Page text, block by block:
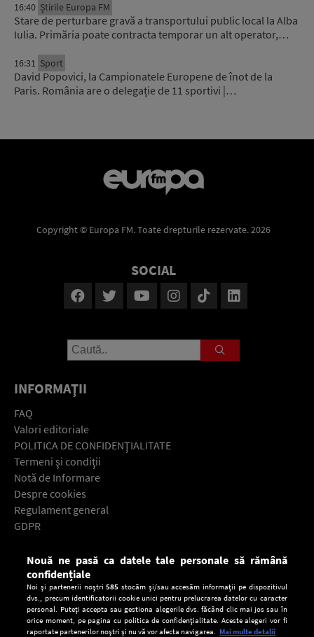
16:40 Știrile Europa FM
Stare de perturbare gravă a transportului public local la Alba
Iulia. Primăria poate contracta temporar un alt operator,…
16:31 Sport
David Popovici, la Campionatele Europene de înot de la
Paris. România are o delegație de 11 sportivi |…
Copyright © Europa FM. Toate drepturile rezervate. 2026
SOCIAL
INFORMAŢII
FAQ
Valori editoriale
POLITICA DE CONFIDENŢIALITATE
Termeni şi condiţii
Notă de Informare
Despre cookies
Regulament general
GDPR
Descarcă gratuit aplicaţia Europa FM pentru smartphone:
Nouă ne pasă ca datele tale personale să rămână
confidențiale
Noi și partenerii noștri585 stocăm și/sau accesăm informații pe dispozitivul
dvs., precum identificatorii cookie unici pentru prelucrarea datelor cu caracter
personal. Puteți accepta sau gestiona alegerile dvs. făcând clic mai jos sau în
orice moment, pe pagina cu politica de confidențialitate. Aceste alegeri vor fi
raportate partenerilor noștri și nu vă vor afecta navigarea. Mai multe detalii